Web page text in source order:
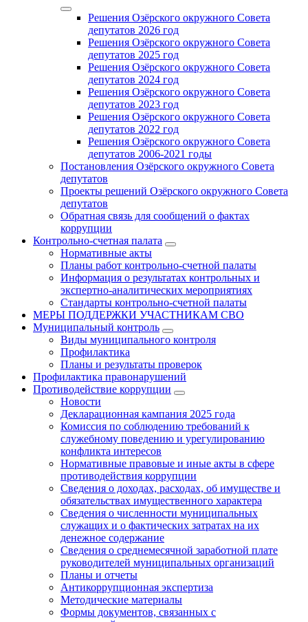
Решения Озёрского окружного Совета
депутатов 2026 год
Решения Озёрского окружного Совета
депутатов 2025 год
Решения Озёрского окружного Совета
депутатов 2024 год
Решения Озёрского окружного Совета
депутатов 2023 год
Решения Озёрского окружного Совета
депутатов 2022 год
Решения Озёрского окружного Совета
депутатов 2006-2021 годы
Постановления Озёрского окружного Совета
депутатов
Проекты решений Озёрского окружного Совета
депутатов
Обратная связь для сообщений о фактах
коррупции
Контрольно-счетная палата
Нормативные акты
Планы работ контрольно-счетной палаты
Информация о результатах контрольных и
экспертно-аналитических мероприятиях
Стандарты контрольно-счетной палаты
МЕРЫ ПОДДЕРЖКИ УЧАСТНИКАМ СВО
Муниципальный контроль
Виды муниципального контроля
Профилактика
Планы и результаты проверок
Профилактика правонарушений
Противодействие коррупции
Новости
Декларационная кампания 2025 года
Комиссия по соблюдению требований к
служебному поведению и урегулированию
конфликта интересов
Нормативные правовые и иные акты в сфере
противодействия коррупции
Сведения о доходах, расходах, об имуществе и
обязательствах имущественного характера
Сведения о численности муниципальных
служащих и о фактических затратах на их
денежное содержание
Сведения о среднемесячной заработной плате
руководителей муниципальных организаций
Планы и отчеты
Антикоррупционная экспертиза
Методические материалы
Формы документов, связанных с